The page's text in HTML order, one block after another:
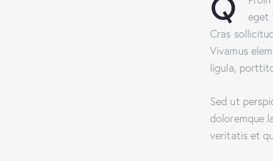
eget
Cras
Vivamus
ligula,
Sed ut
doloremque
veritatis et